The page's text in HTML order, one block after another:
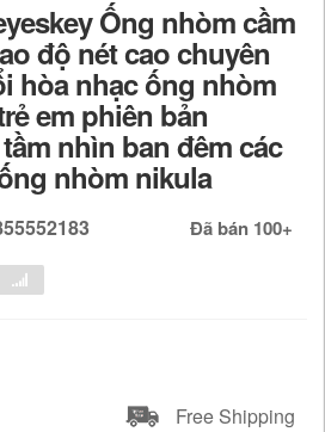
Ống nhòm cầm
độ nét cao chuyên
hòa nhạc ống nhòm
em phiên bản
nhìn ban đêm các
nhòm nikula
Đã bán 100+
Free Shipping